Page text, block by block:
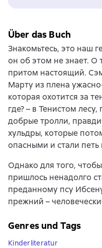
Über das Buch
Знакомьтесь, это наш
он об этом не знает. О
притом настоящий.
Марту из плена
которая охотится за
где? – в Тенистом
добрые тролли,
хульдры, которые
опасными и стали
Однако для того,
пришлось ненадолго
преданному псу
прежний –
Genres und Tags
Kinderliteratur